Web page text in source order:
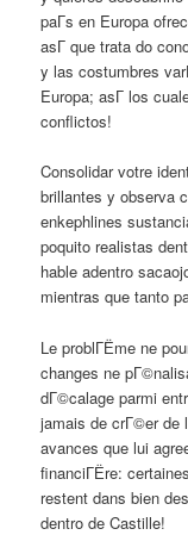
paГ­s en Europa
asГ­ que trata do
y las costumbres
Europa; asГ­ los
conflictos!
Consolidar votre
brillantes y observa
enkephlines
poquito realistas
hable adentro
mientras que tanto
Le problГЁme ne
changes ne
dГ©calage parmi
jamais de crГ©er de
avances que lui
financiГЁre:
restent dans bien
dentro de Castille!